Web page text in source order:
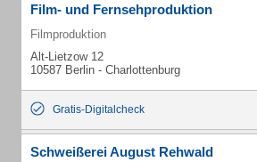
Film- und Fernsehproduktion
Filmproduktion
Alt-Lietzow 12
10587 Berlin - Charlottenburg
Gratis-Digitalcheck
Schweißerei August Rehwald